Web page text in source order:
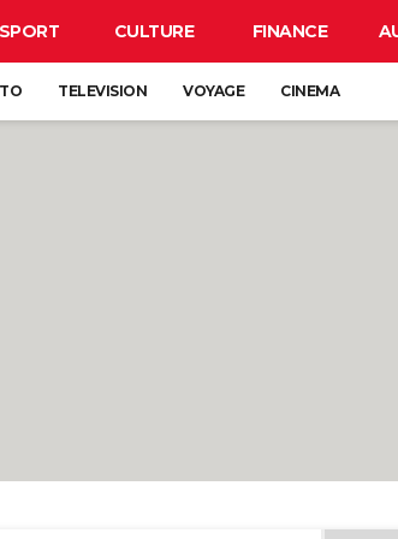
SPORT CULTURE FINANCE
TELEVISION VOYAGE CINEMA